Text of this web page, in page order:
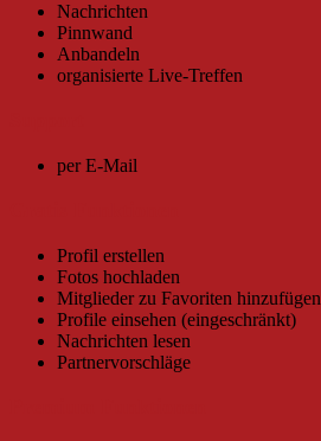
Nachrichten
Pinnwand
Anbandeln
organisierte Live-Treffen
per E-Mail
Profil erstellen
Fotos hochladen
Mitglieder zu Favoriten hinzufügen
Profile einsehen (eingeschränkt)
Nachrichten lesen
Partnervorschläge